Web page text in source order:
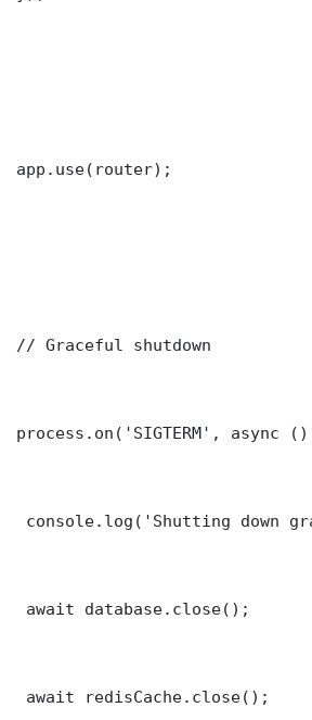
app.use(router);
// Graceful shutdown
process.on('SIGTERM', async
console.log('Shutting down
await database.close();
await redisCache.close();